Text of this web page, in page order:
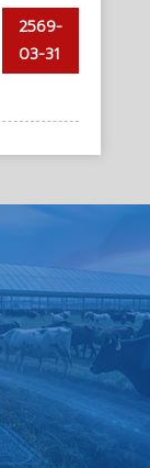
2569-
03-31